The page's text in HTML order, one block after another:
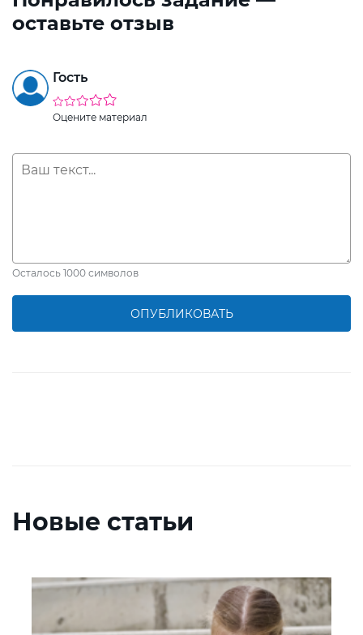
оставьте отзыв
Гость
Оцените материал
Осталось 1000 символов
ОПУБЛИКОВАТЬ
Новые статьи